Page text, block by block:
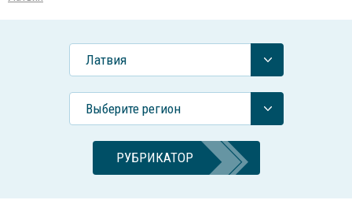
Латвия
Выберите регион
РУБРИКАТОР